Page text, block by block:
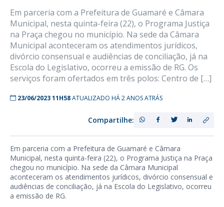
Em parceria com a Prefeitura de Guamaré e Câmara
Municipal, nesta quinta-feira (22), o Programa Justiça
na Praça chegou no município. Na sede da Câmara
Municipal aconteceram os atendimentos jurídicos,
divórcio consensual e audiências de conciliação, já na
Escola do Legislativo, ocorreu a emissão de RG. Os
serviços foram ofertados em três polos: Centro de […]
23/06/2023 11H58ATUALIZADO HÁ 2 ANOS ATRÁS
Compartilhe:
Em parceria com a Prefeitura de Guamaré e Câmara
Municipal, nesta quinta-feira (22), o Programa Justiça na Praça
chegou no município. Na sede da Câmara Municipal
aconteceram os atendimentos jurídicos, divórcio consensual e
audiências de conciliação, já na Escola do Legislativo, ocorreu
a emissão de RG.